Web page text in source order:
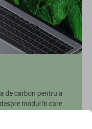
de carbon pentru a
modul în care